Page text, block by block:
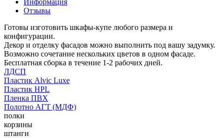
Отзывы
Готовы изготовить шкафы-купе любого размера и
конфигурации.
Декор и отделку фасадов можно выполнить под вашу задумку.
Возможно сочетание нескольких цветов в одном фасаде.
Бесплатная сборка в течение 1-2 рабочих дней.
ЛДСП
Пластик Alvic Luxe
Пластик HPL
Пленка ПВХ
Полотно АГТ (МДФ)
полки
корзины
штанги